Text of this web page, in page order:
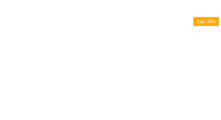
Sale 20%